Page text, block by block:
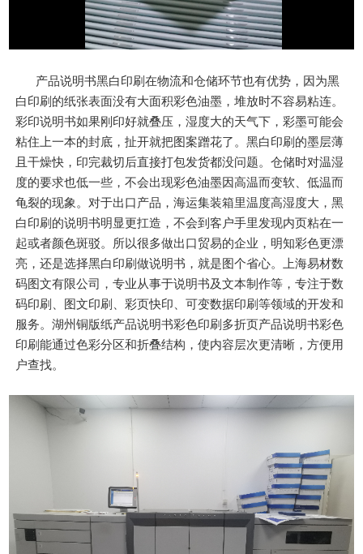
产品说明书黑白印刷在物流和仓储环节也有优势，因为黑
白印刷的纸张表面没有大面积彩色油墨，堆放时不容易粘连。
彩印说明书如果刚印好就叠压，湿度大的天气下，彩墨可能会
粘住上一本的封底，扯开就把图案蹭花了。黑白印刷的墨层薄
且干燥快，印完裁切后直接打包发货都没问题。仓储时对温湿
度的要求也低一些，不会出现彩色油墨因高温而变软、低温而
龟裂的现象。对于出口产品，海运集装箱里温度高湿度大，黑
白印刷的说明书明显更扛造，不会到客户手里发现内页粘在一
起或者颜色斑驳。所以很多做出口贸易的企业，明知彩色更漂
亮，还是选择黑白印刷做说明书，就是图个省心。上海易材数
码图文有限公司，专业从事于说明书及文本制作等，专注于数
码印刷、图文印刷、彩页快印、可变数据印刷等领域的开发和
服务。湖州铜版纸产品说明书彩色印刷多折页产品说明书彩色
印刷能通过色彩分区和折叠结构，使内容层次更清晰，方便用
户查找。